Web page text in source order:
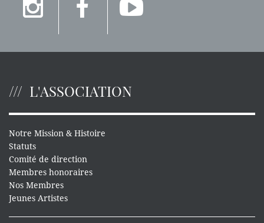
L'ASSOCIATION
Notre Mission & Histoire
Statuts
Comité de direction
Membres honoraires
Nos Membres
Jeunes Artistes